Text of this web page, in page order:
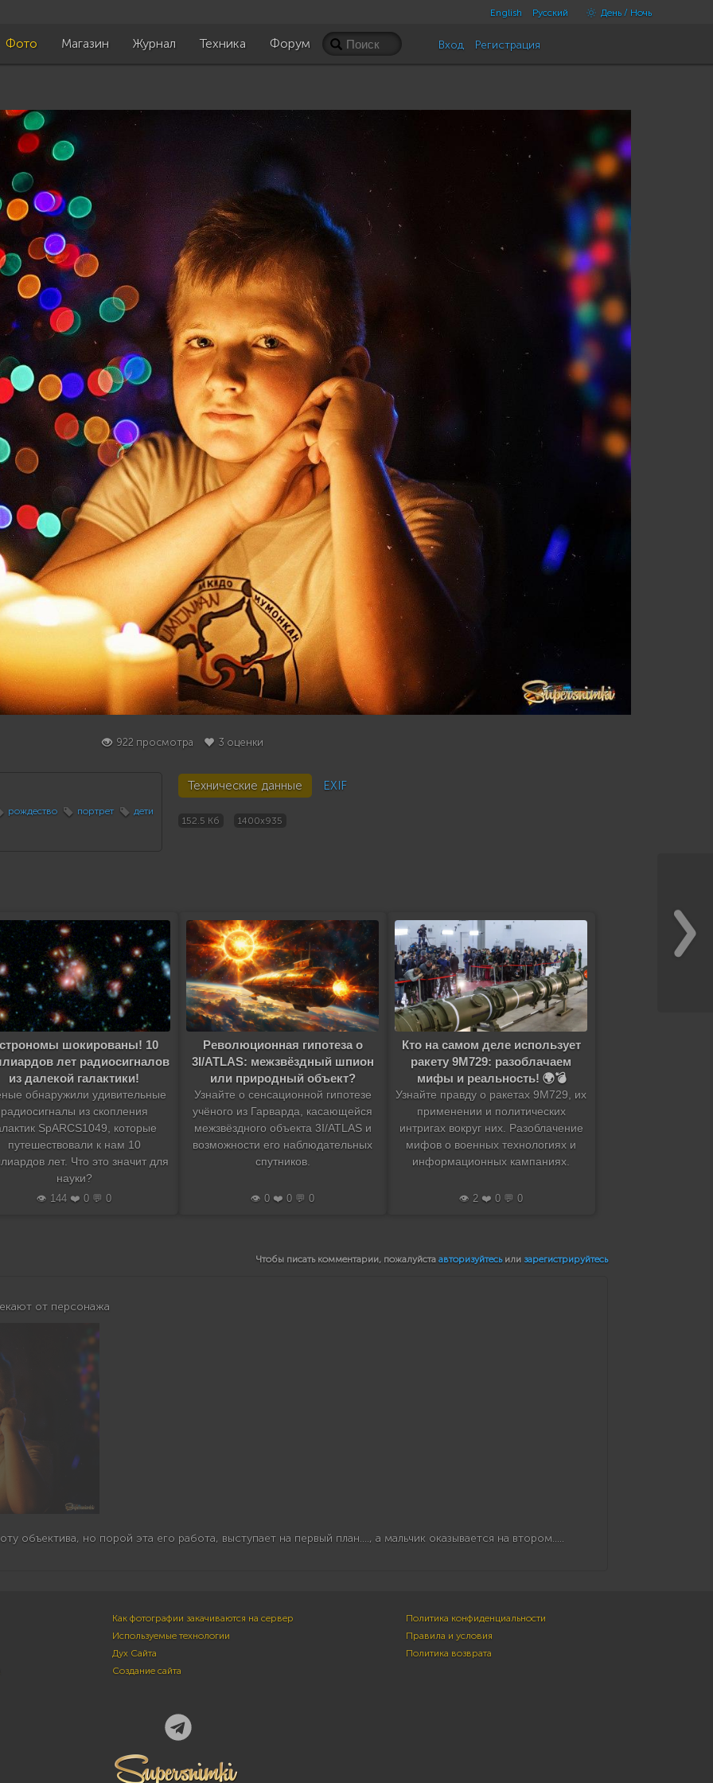
English Русский День / Ночь
Фото Магазин Журнал Техника Форум Вход Регистрация
922 просмотра 3 оценки
рождество портрет дети
Технические данные EXIF
152.5 Кб 1400x935
шокированы! 10
лет радиосигналов
из далекой галактики!
обнаружили удивительные
радиосигналы из скопления
SpARCS1049, которые
путешествовали к нам 10
лет. Что это значит для
науки?
👁️ 144 ❤️ 0 💬 0
Революционная гипотеза о
3I/ATLAS: межзвёздный шпион
или природный объект?
Узнайте о сенсационной гипотезе
учёного из Гарварда, касающейся
межзвёздного объекта 3I/ATLAS и
возможности его наблюдательных
спутников.
👁️ 0 ❤️ 0 💬 0
Кто на самом деле использует
ракету 9М729: разоблачаем
мифы и реальность! 🌍💣
Узнайте правду о ракетах 9М729, их
применении и политических
интригах вокруг них. Разоблачение
мифов о военных технологиях и
информационных кампаниях.
👁️ 2 ❤️ 0 💬 0
Чтобы писать комментарии, пожалуйста авторизуйтесьили зарегистрируйтесь
от персонажа
объектива, но порой эта его работа, выступает на первый план...., а мальчик оказывается на втором.....
Как фотографии закачиваются на сервер
Используемые технологии
Дух Сайта
Создание сайта
Политика конфиденциальности
Правила и условия
Политика возврата